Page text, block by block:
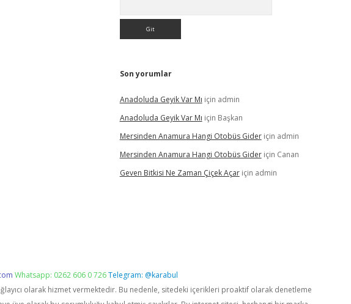
Son yorumlar
Anadoluda Geyik Var Mı için admin
Anadoluda Geyik Var Mı için Başkan
Mersinden Anamura Hangi Otobüs Gideriçin admin
Mersinden Anamura Hangi Otobüs Gideriçin Canan
Geven Bitkisi Ne Zaman Çiçek Açariçin admin
Whatsapp: 0262 606 0 726Telegram: @karabul
olarak hizmet vermektedir. Bu nedenle, sitedeki içerikleri proaktif olarak denetleme